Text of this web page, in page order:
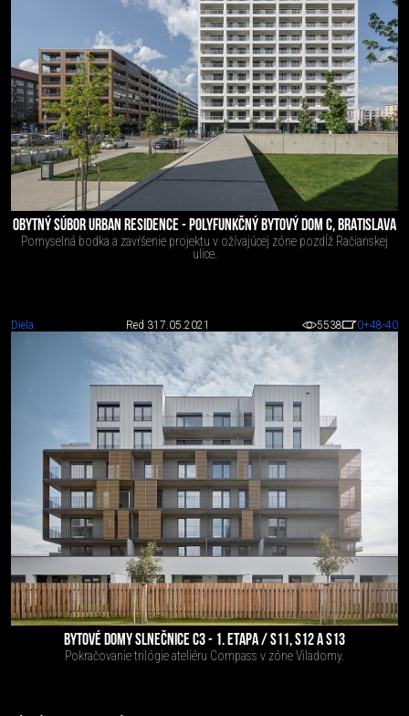
OBYTNÝ SÚBOR URBAN RESIDENCE - POLYFUNKČNÝ BYTOVÝ DOM C, BRATISLAVA
Pomyselná bodka a zavŕšenie projektu v ožívajúcej zóne pozdĺž Račianskej
ulice.
Diela Red 317.05.2021 5538 0+48-40
BYTOVÉ DOMY SLNEČNICE C3 - 1. ETAPA / S11, S12 A S13
Pokračovanie trilógie ateliéru Compass v zóne Viladomy.